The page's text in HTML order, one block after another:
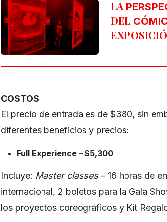
LA
DEL CÓMIC
COSTOS
El precio de entrada es de $380, sin
diferentes beneficios y precios:
Full Experience – $5,300
Incluye: Master classes– 16 horas de
internacional, 2 boletos para la Gala
los proyectos coreográficos y Kit